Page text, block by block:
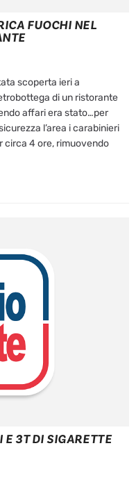
FUOCHI NEL
scoperta ieri a
di un ristorante
affari era stato…per
l’area i carabinieri
circa 4 ore, rimuovendo
3T DI SIGARETTE